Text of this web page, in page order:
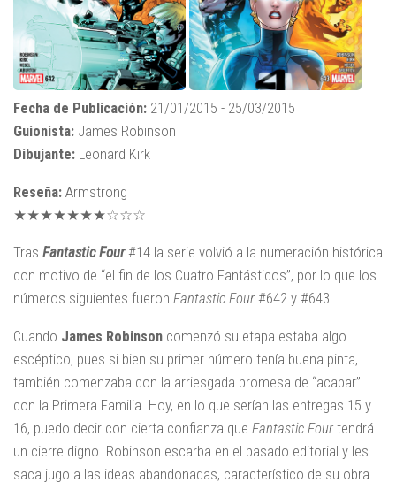
Fecha de Publicación: 21/01/2015 - 25/03/2015
Guionista: James Robinson
Dibujante: Leonard Kirk
Reseña: Armstrong
★★★★★★★☆☆☆
Tras Fantastic Four#14 la serie volvió a la numeración histórica
con motivo de “el fin de los Cuatro Fantásticos”, por lo que los
números siguientes fueron Fantastic Four #642 y #643.
Cuando James Robinson comenzó su etapa estaba algo
escéptico, pues si bien su primer número tenía buena pinta,
también comenzaba con la arriesgada promesa de “acabar”
con la Primera Familia. Hoy, en lo que serían las entregas 15 y
16, puedo decir con cierta confianza que Fantastic Four tendrá
un cierre digno. Robinson escarba en el pasado editorial y les
saca jugo a las ideas abandonadas, característico de su obra.